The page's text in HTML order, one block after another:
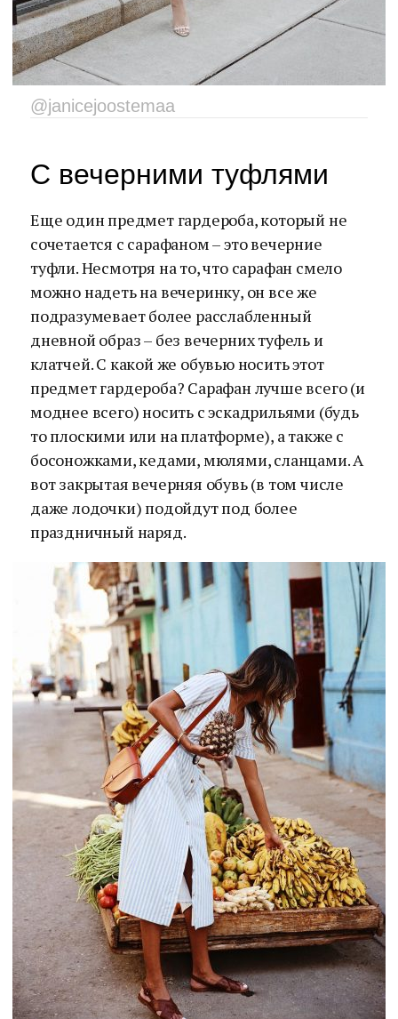
@janicejoostemaa
С вечерними туфлями
Еще один предмет гардероба, который не
сочетается с сарафаном – это вечерние
туфли. Несмотря на то, что сарафан смело
можно надеть на вечеринку, он все же
подразумевает более расслабленный
дневной образ – без вечерних туфель и
клатчей. С какой же обувью носить этот
предмет гардероба? Сарафан лучше всего (и
моднее всего) носить с эскадрильями (будь
то плоскими или на платформе), а также с
босоножками, кедами, мюлями, сланцами. А
вот закрытая вечерняя обувь (в том числе
даже лодочки) подойдут под более
праздничный наряд.